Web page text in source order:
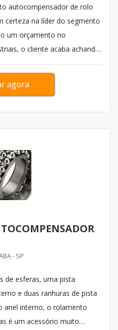
autocompensador de rolo
certeza na líder do segmento
um orçamento no
o cliente acaba achando
justo em um só lugar. Com
poderá contar com
com frota...
agora
- SP
de esferas, uma pista
e duas ranhuras de pista
anel interno, o rolamento
é um acessório muito